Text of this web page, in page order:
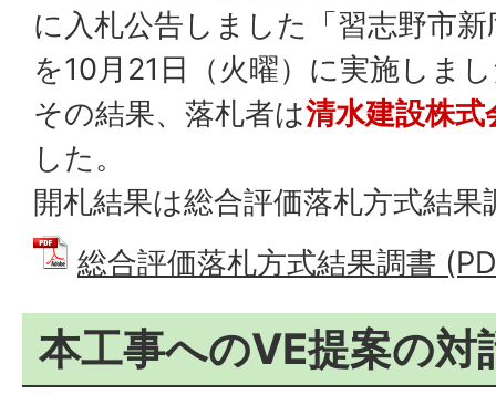
に入札公告しました「習志野市
を10月21日（火曜）に実施しま
その結果、落札者は清水建設株式
した。
開札結果は総合評価落札方式結
総合評価落札方式結果調書
本工事へのVE提案の対